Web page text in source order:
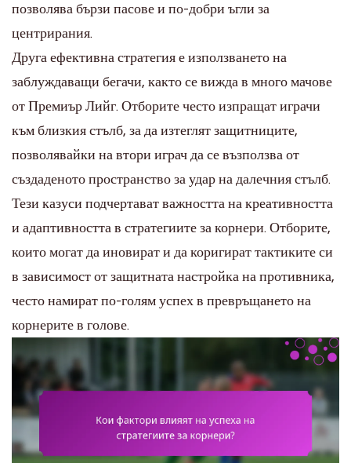
позволява бързи пасове и по-добри ъгли за
центрирания.
Друга ефективна стратегия е използването на
заблуждаващи бегачи, както се вижда в много мачове
от Премиър Лийг. Отборите често изпращат играчи
към близкия стълб, за да изтеглят защитниците,
позволявайки на втори играч да се възползва от
създаденото пространство за удар на далечния стълб.
Тези казуси подчертават важността на креативността
и адаптивността в стратегиите за корнери. Отборите,
които могат да иновират и да коригират тактиките си
в зависимост от защитната настройка на противника,
често намират по-голям успех в превръщането на
корнерите в голове.